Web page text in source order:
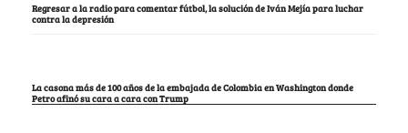
Regresar a la radio para comentar fútbol, la solución de Iván Mejía para luchar
contra la depresión
La casona más de 100 años de la embajada de Colombia en Washington donde
Petro afinó su cara a cara con Trump